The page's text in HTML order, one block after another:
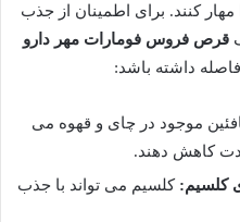
کنند. برای اطمینان از جذب
قرص فروس فومارات مهر دارو
فاصله داشته باشد:
موجود در چای و قهوه می
کاهش دهند.
کلسیم: کلسیم می تواند با جذب